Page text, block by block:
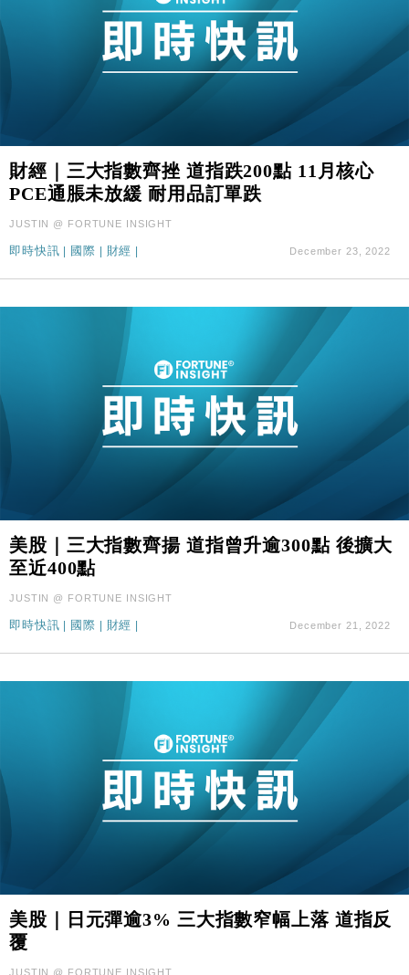
財經｜三大指數齊挫 道指跌200點 11月核心
PCE通脹未放緩 耐用品訂單跌
JUSTIN @ FORTUNE INSIGHT
即時快訊 | 國際 | 財經 | December 23, 2022
美股｜三大指數齊揚 道指曾升逾300點 後擴大
至近400點
JUSTIN @ FORTUNE INSIGHT
即時快訊 | 國際 | 財經 | December 21, 2022
美股｜日元彈逾3% 三大指數窄幅上落 道指反
覆
JUSTIN @ FORTUNE INSIGHT